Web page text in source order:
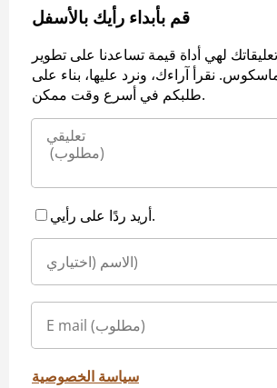
قم بأبداء رأيك بالأسفل
لهي أداة قيمة تساعدنا على تطوير
نقرأ آراءك، ونرد عليها، بناء على
طلبكم في أسرع وقت ممكن.
أريد ردًا على رأيي.
سياسة الخصوصية